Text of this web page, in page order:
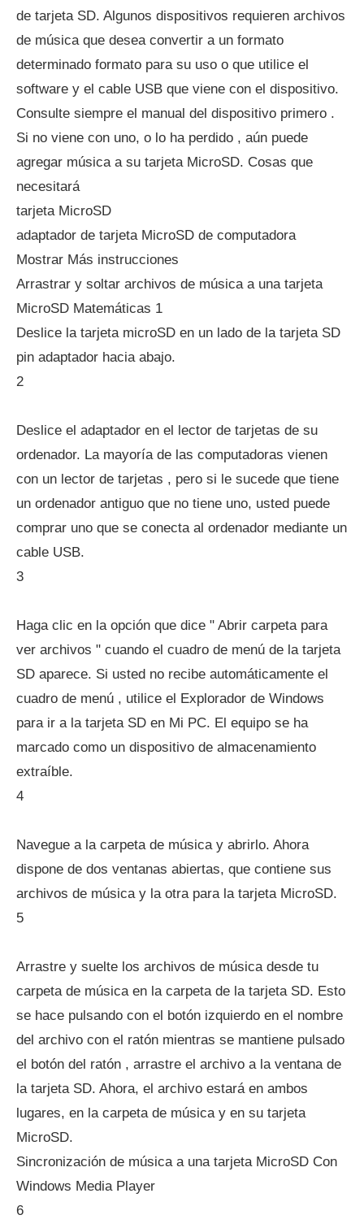
de tarjeta SD. Algunos dispositivos requieren archivos
de música que desea convertir a un formato
determinado formato para su uso o que utilice el
software y el cable USB que viene con el dispositivo.
Consulte siempre el manual del dispositivo primero .
Si no viene con uno, o lo ha perdido , aún puede
agregar música a su tarjeta MicroSD. Cosas que
necesitará
tarjeta MicroSD
adaptador de tarjeta MicroSD de computadora
Mostrar Más instrucciones
Arrastrar y soltar archivos de música a una tarjeta
MicroSD Matemáticas 1
Deslice la tarjeta microSD en un lado de la tarjeta SD
pin adaptador hacia abajo.
2
Deslice el adaptador en el lector de tarjetas de su
ordenador. La mayoría de las computadoras vienen
con un lector de tarjetas , pero si le sucede que tiene
un ordenador antiguo que no tiene uno, usted puede
comprar uno que se conecta al ordenador mediante un
cable USB.
3
Haga clic en la opción que dice " Abrir carpeta para
ver archivos " cuando el cuadro de menú de la tarjeta
SD aparece. Si usted no recibe automáticamente el
cuadro de menú , utilice el Explorador de Windows
para ir a la tarjeta SD en Mi PC. El equipo se ha
marcado como un dispositivo de almacenamiento
extraíble.
4
Navegue a la carpeta de música y abrirlo. Ahora
dispone de dos ventanas abiertas, que contiene sus
archivos de música y la otra para la tarjeta MicroSD.
5
Arrastre y suelte los archivos de música desde tu
carpeta de música en la carpeta de la tarjeta SD. Esto
se hace pulsando con el botón izquierdo en el nombre
del archivo con el ratón mientras se mantiene pulsado
el botón del ratón , arrastre el archivo a la ventana de
la tarjeta SD. Ahora, el archivo estará en ambos
lugares, en la carpeta de música y en su tarjeta
MicroSD.
Sincronización de música a una tarjeta MicroSD Con
Windows Media Player
6